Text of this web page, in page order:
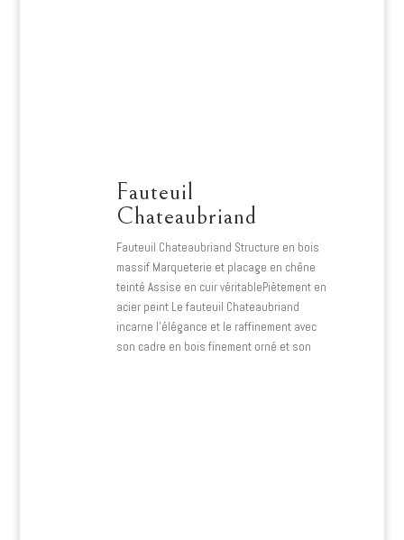
Fauteuil
Chateaubriand
Fauteuil Chateaubriand Structure en bois
massif Marqueterie et placage en chêne
teinté Assise en cuir véritablePiètement en
acier peint Le fauteuil Chateaubriand
incarne l’élégance et le raffinement avec
son cadre en bois finement orné et son